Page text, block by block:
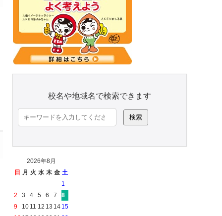
校名や地域名で検索できます
検
索:
2026年8月
日 月 火 水 木 金 土
1
2
3 4 5 6 7
8
9
10 11 12 13 14 15